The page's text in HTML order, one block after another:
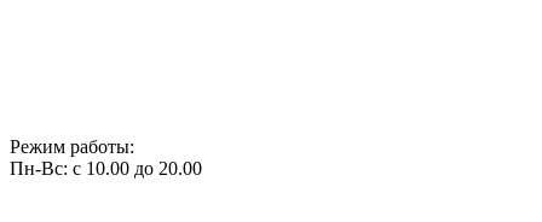
Режим работы:
Пн-Вс: с 10.00 до 20.00